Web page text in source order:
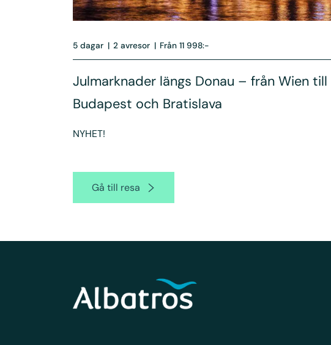
5 dagar | 2 avresor | Från 11 998:-
Julmarknader längs Donau – från Wien till
Budapest och Bratislava
NYHET!
Gå till resa